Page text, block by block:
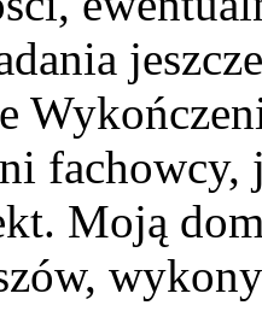
fachowcy,
Moją